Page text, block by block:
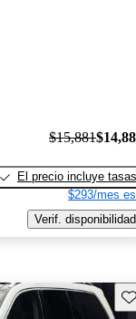
$15,881
El precio incluye tasas
$293/mes
Verif. disponibilidad